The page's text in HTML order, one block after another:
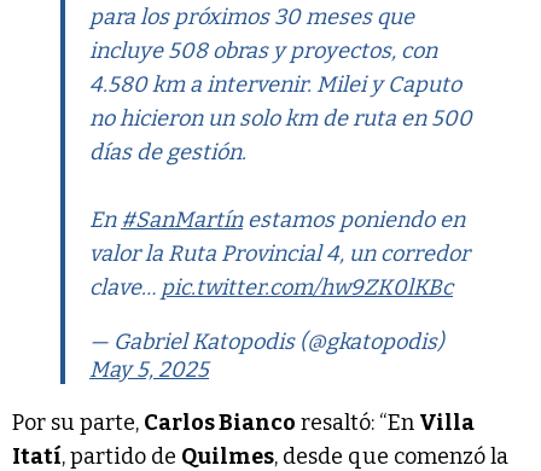
para los próximos 30 meses que
incluye 508 obras y proyectos, con
4.580 km a intervenir. Milei y Caputo
no hicieron un solo km de ruta en 500
días de gestión.
En #SanMartínestamos poniendo en
valor la Ruta Provincial 4, un corredor
clave… pic.twitter.com/hw9ZK0lKBc
— Gabriel Katopodis (@gkatopodis)
May 5, 2025
Por su parte, Carlos Bianco resaltó: “En Villa
Itatí, partido de Quilmes, desde que comenzó la